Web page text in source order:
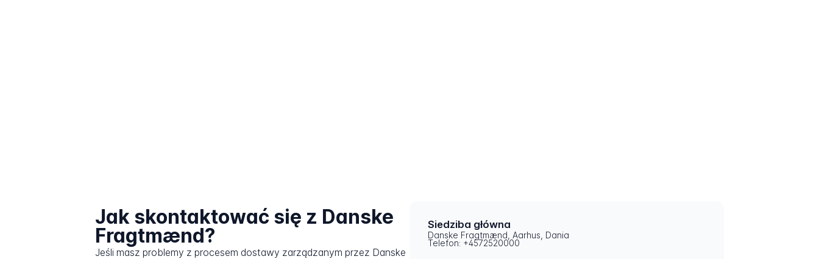
Jak skontaktować się z Danske
Fragtmænd?
Jeśli masz problemy z procesem dostawy zarządzanym przez Danske
Siedziba główna
Danske Fragtmænd, Aarhus, Dania
Telefon: +4572520000